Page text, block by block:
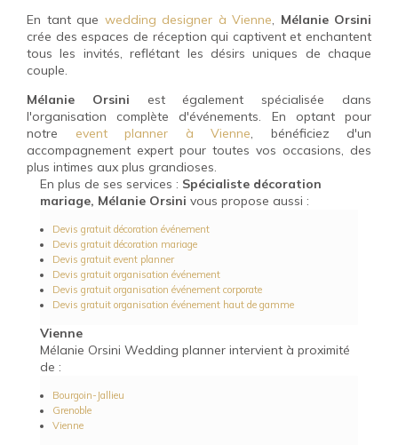
En tant que wedding designer à Vienne, Mélanie Orsini
crée des espaces de réception qui captivent et enchantent
tous les invités, reflétant les désirs uniques de chaque
couple.
Mélanie Orsini est également spécialisée dans
l'organisation complète d'événements. En optant pour
notre event planner à Vienne, bénéficiez d'un
accompagnement expert pour toutes vos occasions, des
plus intimes aux plus grandioses.
En plus de ses services : Spécialiste décoration
mariage, Mélanie Orsini vous propose aussi :
Devis gratuit décoration événement
Devis gratuit décoration mariage
Devis gratuit event planner
Devis gratuit organisation événement
Devis gratuit organisation événement corporate
Devis gratuit organisation événement haut de gamme
Vienne
Mélanie Orsini Wedding planner intervient à proximité
de :
Bourgoin-Jallieu
Grenoble
Vienne